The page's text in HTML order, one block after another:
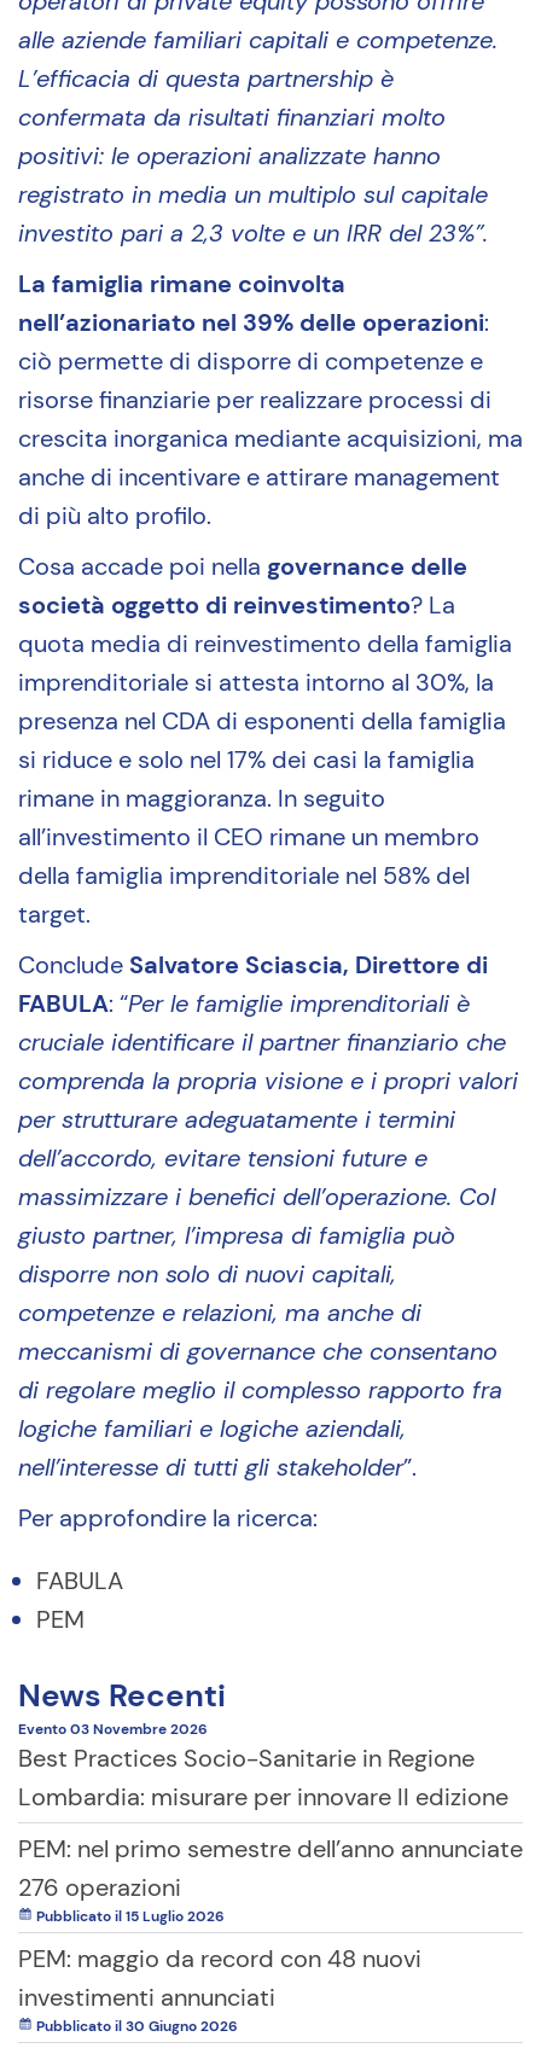
alle aziende familiari capitali e competenze.
L’efficacia di questa partnership è
confermata da risultati finanziari molto
positivi: le operazioni analizzate hanno
registrato in media un multiplo sul capitale
investito pari a 2,3 volte e un IRR del 23%”.
La famiglia rimane coinvolta
nell’azionariato nel 39% delle operazioni:
ciò permette di disporre di competenze e
risorse finanziarie per realizzare processi di
crescita inorganica mediante acquisizioni, ma
anche di incentivare e attirare management
di più alto profilo.
Cosa accade poi nella governance delle
società oggetto di reinvestimento? La
quota media di reinvestimento della famiglia
imprenditoriale si attesta intorno al 30%, la
presenza nel CDA di esponenti della famiglia
si riduce e solo nel 17% dei casi la famiglia
rimane in maggioranza. In seguito
all’investimento il CEO rimane un membro
della famiglia imprenditoriale nel 58% del
target.
Conclude Salvatore Sciascia, Direttore di
FABULA: “Per le famiglie imprenditoriali è
cruciale identificare il partner finanziario che
comprenda la propria visione e i propri valori
per strutturare adeguatamente i termini
dell’accordo, evitare tensioni future e
massimizzare i benefici dell’operazione. Col
giusto partner, l’impresa di famiglia può
disporre non solo di nuovi capitali,
competenze e relazioni, ma anche di
meccanismi di governance che consentano
di regolare meglio il complesso rapporto fra
logiche familiari e logiche aziendali,
nell’interesse di tutti gli stakeholder”.
Per approfondire la ricerca:
FABULA
PEM
News Recenti
Evento03 Novembre2026
Best Practices Socio-Sanitarie in Regione
Lombardia: misurare per innovare II edizione
PEM: nel primo semestre dell’anno annunciate
276 operazioni
Pubblicato il 15 Luglio 2026
PEM: maggio da record con 48 nuovi
investimenti annunciati
Pubblicato il 30 Giugno 2026